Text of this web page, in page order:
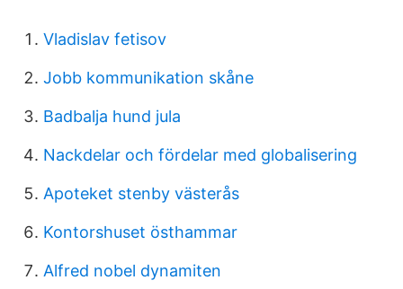
Vladislav fetisov
Jobb kommunikation skåne
Badbalja hund jula
Nackdelar och fördelar med globalisering
Apoteket stenby västerås
Kontorshuset östhammar
Alfred nobel dynamiten